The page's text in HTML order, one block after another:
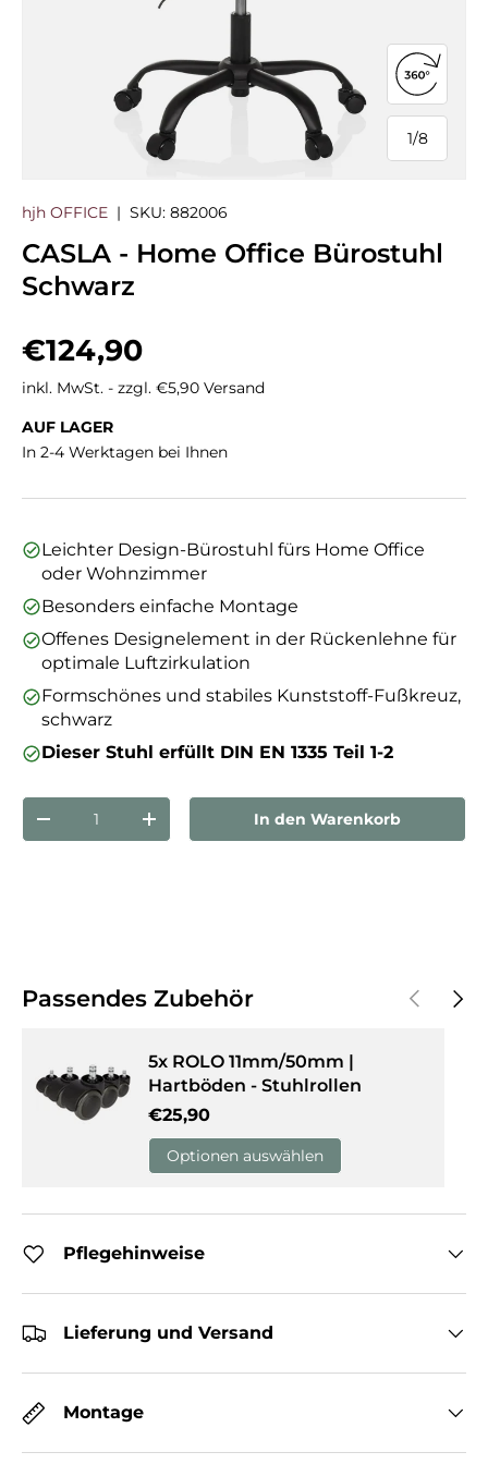
1/
von
8
360°-
hjh OFFICE | SKU: 882006
CASLA - Home Office Bürostuhl
Schwarz
Normaler Preis
€124,90
inkl. MwSt. - zzgl. €5,90 Versand
AUF LAGER
In 2-4 Werktagen bei Ihnen
Leichter Design-Bürostuhl fürs Home Office
oder Wohnzimmer
Besonders einfache Montage
Offenes Designelement in der Rückenlehne für
optimale Luftzirkulation
Formschönes und stabiles Kunststoff-Fußkreuz,
schwarz
Dieser Stuhl erfüllt DIN EN 1335 Teil 1-2
Anzahl
Menge verringernMenge erhöhenIn den Warenkorb
Passendes Zubehör Vorherige
5x ROLO 11mm/50mm |
Hartböden - Stuhlrollen
Normaler Preis
€25,90
Optionen auswählen
Pflegehinweise
Lieferung und Versand
Montage